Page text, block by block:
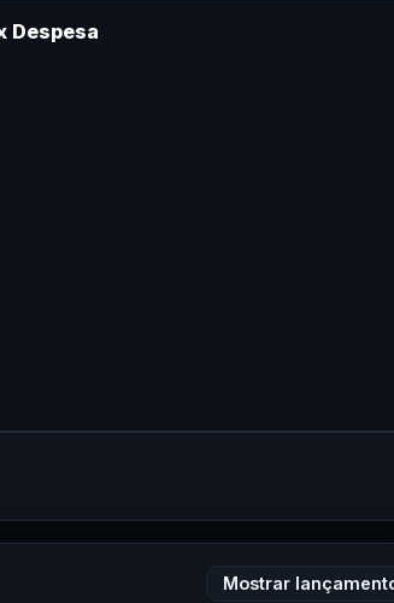
Despesa
Mostrar